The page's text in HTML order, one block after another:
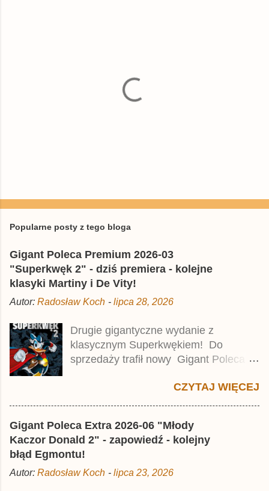
e
i
j
o
m
e
t
a
r
z
Popularne posty z tego bloga
Gigant Poleca Premium 2026-03
"Superkwęk 2" - dziś premiera - kolejne
klasyki Martiny i De Vity!
Autor: Radosław Koch - lipca 28, 2026
Drugie gigantyczne wydanie z
klasycznym Superkwękiem! Do
sprzedaży trafił nowy Gigant Poleca
Jest to kolejny 624-stronicowy tom z
wynosi 49,99 zł i zamówicie go także z
rabatem na Egmont.pl . Za przekład
odpowiadał Jacek Drewnowski.
Publikacja jest przedrukiem drugiego
CZYTAJ WIĘCEJ
Gigant Poleca Extra 2026-06 "Młody
Kaczor Donald 2" - zapowiedź - kolejny
błąd Egmontu!
Autor: Radosław Koch - lipca 23, 2026